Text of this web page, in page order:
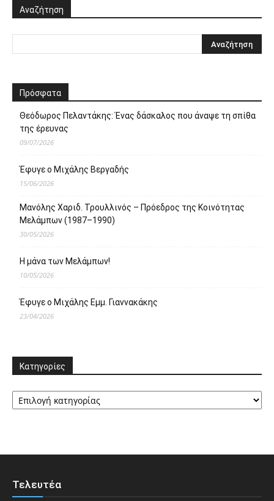
Αναζήτηση
Πρόσφατα
Θεόδωρος Πελαντάκης: Ένας δάσκαλος που άναψε τη σπίθα
της έρευνας
09/07/2026
Έφυγε ο Μιχάλης Βεργαδής
15/06/2026
Μανόλης Χαριδ. Τρουλλινός – Πρόεδρος της Κοινότητας
Μελάμπων (1987–1990)
30/05/2026
Η μάνα των Μελάμπων!
10/05/2026
Έφυγε ο Μιχάλης Εμμ. Γιαννακάκης
23/04/2026
Κατηγορίες
Κατηγορίες
Τελευτέα